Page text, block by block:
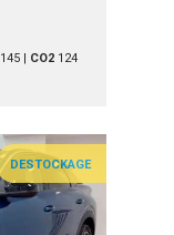
145| CO2 124
DESTOCKAGE